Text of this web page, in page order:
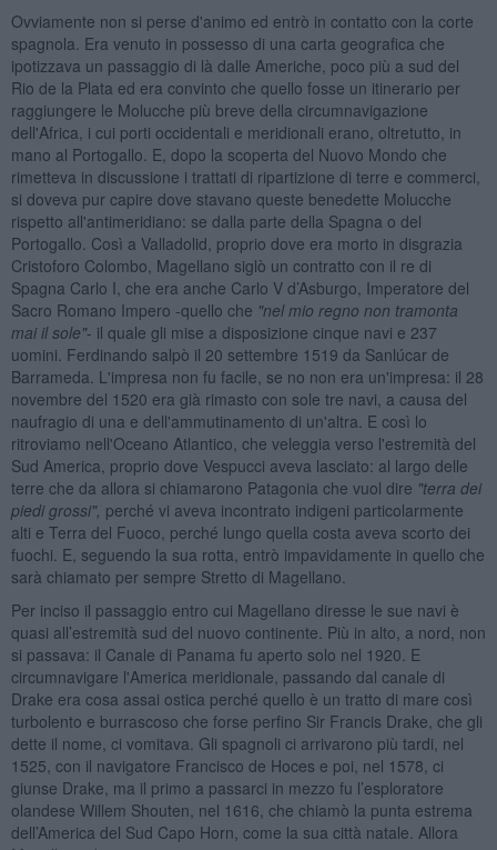
Ovviamente non si perse d'animo ed entrò in contatto con la corte
spagnola. Era venuto in possesso di una carta geografica che
ipotizzava un passaggio di là dalle Americhe, poco più a sud del
Rio de la Plata ed era convinto che quello fosse un itinerario per
raggiungere le Molucche più breve della circumnavigazione
dell'Africa, i cui porti occidentali e meridionali erano, oltretutto, in
mano al Portogallo. E, dopo la scoperta del Nuovo Mondo che
rimetteva in discussione i trattati di ripartizione di terre e commerci,
si doveva pur capire dove stavano queste benedette Molucche
rispetto all'antimeridiano: se dalla parte della Spagna o del
Portogallo. Così a Valladolid, proprio dove era morto in disgrazia
Cristoforo Colombo, Magellano siglò un contratto con il re di
Spagna Carlo I, che era anche Carlo V d’Asburgo, Imperatore del
Sacro Romano Impero -quello che "nel mio regno non tramonta
mai il sole"- il quale gli mise a disposizione cinque navi e 237
uomini. Ferdinando salpò il 20 settembre 1519 da Sanlúcar de
Barrameda. L'impresa non fu facile, se no non era un'impresa: il 28
novembre del 1520 era già rimasto con sole tre navi, a causa del
naufragio di una e dell'ammutinamento di un'altra. E così lo
ritroviamo nell'Oceano Atlantico, che veleggia verso l'estremità del
Sud America, proprio dove Vespucci aveva lasciato: al largo delle
terre che da allora si chiamarono Patagonia che vuol dire "terra dei
piedi grossi", perché vi aveva incontrato indigeni particolarmente
alti e Terra del Fuoco, perché lungo quella costa aveva scorto dei
fuochi. E, seguendo la sua rotta, entrò impavidamente in quello che
sarà chiamato per sempre Stretto di Magellano.
Per inciso il passaggio entro cui Magellano diresse le sue navi è
quasi all’estremità sud del nuovo continente. Più in alto, a nord, non
si passava: il Canale di Panama fu aperto solo nel 1920. E
circumnavigare l'America meridionale, passando dal canale di
Drake era cosa assai ostica perché quello è un tratto di mare così
turbolento e burrascoso che forse perfino Sir Francis Drake, che gli
dette il nome, ci vomitava. Gli spagnoli ci arrivarono più tardi, nel
1525, con il navigatore Francisco de Hoces e poi, nel 1578, ci
giunse Drake, ma il primo a passarci in mezzo fu l’esploratore
olandese Willem Shouten, nel 1616, che chiamò la punta estrema
dell’America del Sud Capo Horn, come la sua città natale. Allora